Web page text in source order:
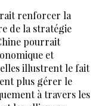
renforcer la
de la stratégie
pourrait
et
illustrent le fait
plus gérer le
à travers les